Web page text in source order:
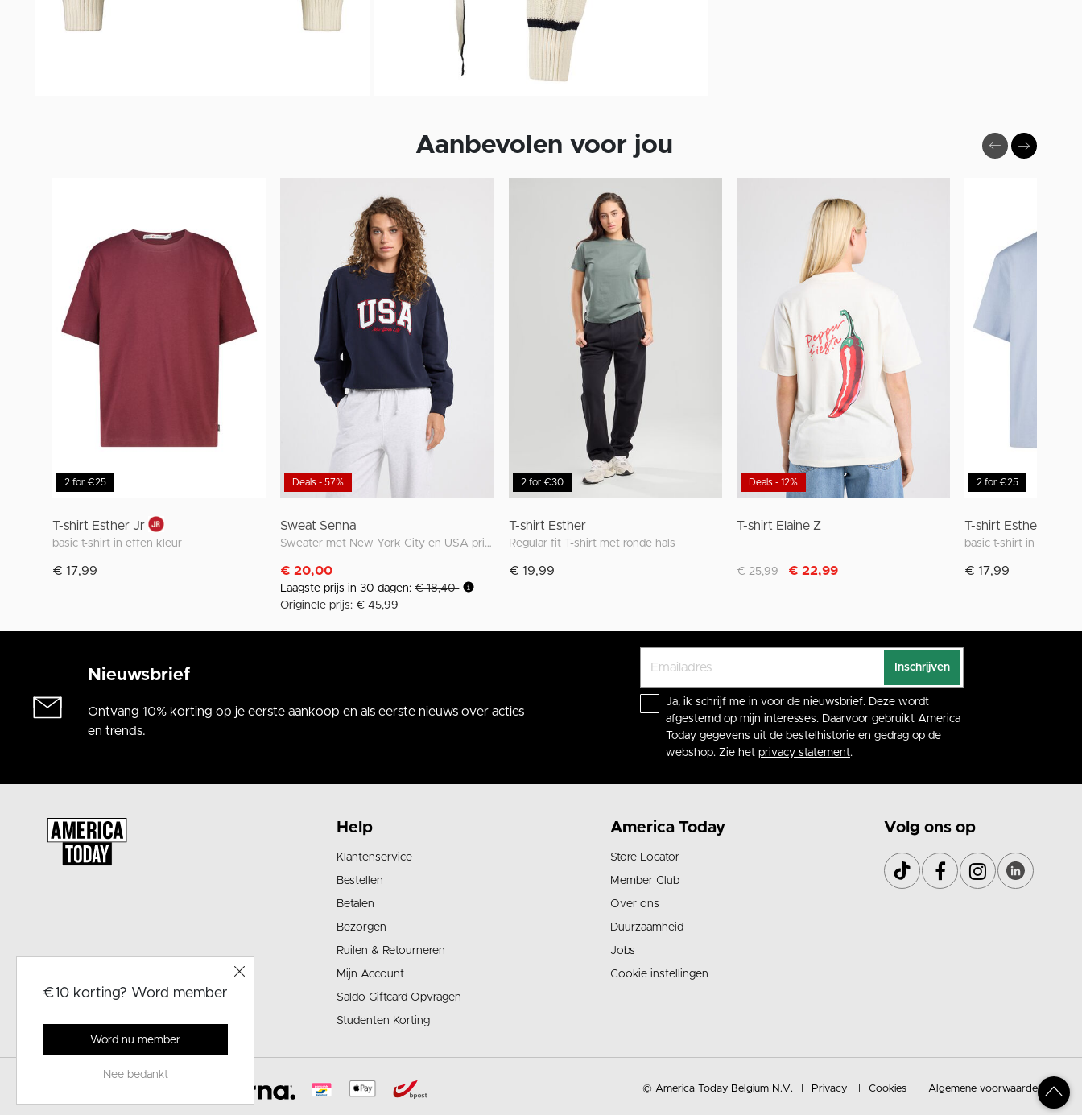
Aanbevolen voor jou
2 for €25
T-shirt Esther Jr
basic t-shirt in effen kleur
€ 17,99
Deals - 57%
Sweat Senna
Sweater met New York City en USA print
€ 20,00
Laagste prijs in 30 dagen:€ 18,40
Originele prijs: € 45,99
2 for €30
T-shirt Esther
Regular fit T-shirt met ronde hals
€ 19,99
Deals - 12%
T-shirt Elaine Z
Afgeprijsd van
€ 25,99 naar
€ 22,99
2 for €25
T-shirt Esther Jr
basic t-shirt in effen
€ 17,99
Nieuwsbrief
Ontvang 10% korting op je eerste aankoop en als eerste nieuws over acties
en trends.
Inschrijven
Ja, ik schrijf me in voor de nieuwsbrief. Deze wordt
afgestemd op mijn interesses. Daarvoor gebruikt America
Today gegevens uit de bestelhistorie en gedrag op de
webshop. Zie het privacy statement.
Help
Klantenservice
Bestellen
Betalen
Bezorgen
Ruilen & Retourneren
Mijn Account
Saldo Giftcard Opvragen
Studenten Korting
America Today
Store Locator
Member Club
Over ons
Duurzaamheid
Jobs
Cookie instellingen
Volg ons op
© America Today Belgium N.V. Privacy Cookies Algemene voorwaarden
€10 korting? Word member
Word nu member
Nee bedankt